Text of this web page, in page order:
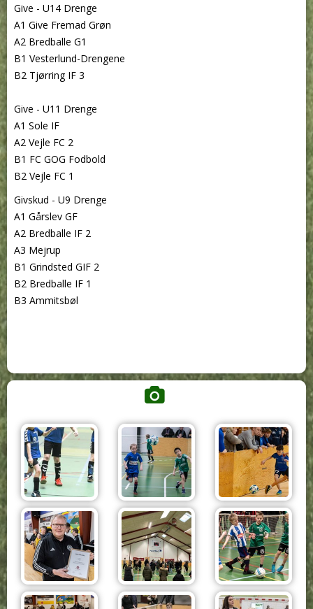
Give - U14 Drenge
A1 Give Fremad Grøn
A2 Bredballe G1
B1 Vesterlund-Drengene
B2 Tjørring IF 3
Give - U11 Drenge
A1 Sole IF
A2 Vejle FC 2
B1 FC GOG Fodbold
B2 Vejle FC 1
Givskud - U9 Drenge
A1 Gårslev GF
A2 Bredballe IF 2
A3 Mejrup
B1 Grindsted GIF 2
B2 Bredballe IF 1
B3 Ammitsbøl